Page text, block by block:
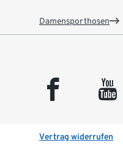
Damensporthosen
facebook youtube
Vertrag widerrufen